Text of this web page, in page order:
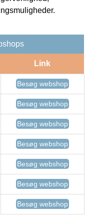
Link
Besøg webshop
Besøg webshop
Besøg webshop
Besøg webshop
Besøg webshop
Besøg webshop
Besøg webshop